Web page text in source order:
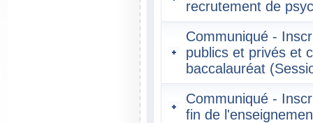
recrutement de
Communiqué -
publics et privés et
baccalauréat
Communiqué -
fin de